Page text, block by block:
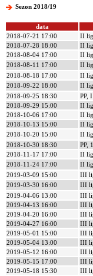
Sezon 2018/19
data
2018-07-21 17:00
II
2018-07-28 18:00
II
2018-08-04 17:00
II
2018-08-11 17:00
II
2018-08-18 17:00
II
2018-09-22 18:00
II
2018-09-25 18:30
PP,
2018-09-29 15:00
II
2018-10-06 17:00
II
2018-10-13 15:00
II
2018-10-20 15:00
II
2018-10-30 18:30
PP,
2018-11-17 17:00
II
2018-11-24 17:00
II
2019-03-09 15:00
III
2019-03-30 16:00
III
2019-04-06 13:00
III
2019-04-13 16:00
III
2019-04-20 16:00
III
2019-04-27 16:00
III
2019-05-01 15:00
III
2019-05-04 13:00
III
2019-05-12 16:00
III
2019-05-15 17:00
III
2019-05-18 15:30
III